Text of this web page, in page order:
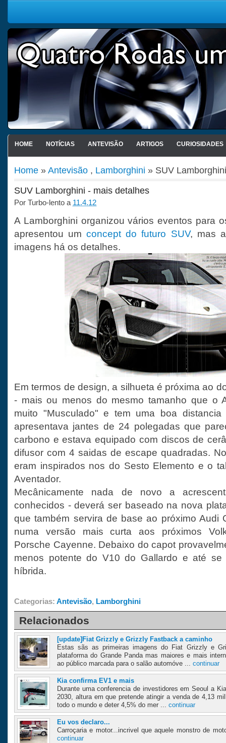
HOME NOTÍCIAS ANTEVISÃO ARTIGOS CURIOSIDADES
Home »Antevisão , Lamborghini » SUV
SUV Lamborghini - mais detalhes
Por Turbo-lento a 11.4.12
A Lamborghini organizou vários eventos para
apresentou umconcept do futuro SUV, mas
imagens há os detalhes.
Em termos de design, a silhueta é próxima ao
- mais ou menos do mesmo tamanho que o
muito "Musculado" e tem uma boa
apresentava jantes de 24 polegadas que
carbono e estava equipado com discos de
difusor com 4 saidas de escape quadradas.
eram inspirados nos do Sesto Elemento e o
Aventador.
Mecânicamente nada de novo a
conhecidos - deverá ser baseado na nova
que também servira de base ao próximo Audi
numa versão mais curta aos próximos
Porsche Cayenne. Debaixo do capot
menos potente do V10 do Gallardo e até
híbrida.
Categorias: Antevisão, Lamborghini
Relacionados
[update]Fiat Grizzly e Grizzly Fastback a caminho
Estas sãs as primeiras imagens do Fiat Grizzly e
plataforma do Grande Panda mas maiores e mais
ao público marcada para o salão automóve ... continuar
Kia confirma EV1 e mais
Durante uma conferencia de investidores em Seoul a
2030, altura em que pretende atingir a venda de 4,13
todo o mundo e deter 4,5% do mer ... continuar
Eu vos declaro...
Carroçaria e motor...incrivel que aquele monstro de
continuar